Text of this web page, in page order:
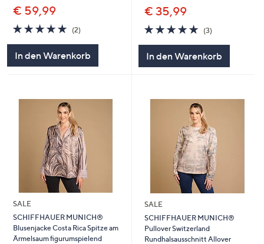
€ 59,99
5.0
von
(2)
In den Warenkorb
€ 35,99
5.0
von
(3)
In den Warenkorb
SALE
SCHIFFHAUER MUNICH®
Blusenjacke Costa Rica Spitze am
Ärmelsaum figurumspielend
SALE
SCHIFFHAUER MUNICH®
Pullover Switzerland
Rundhalsausschnitt Allover